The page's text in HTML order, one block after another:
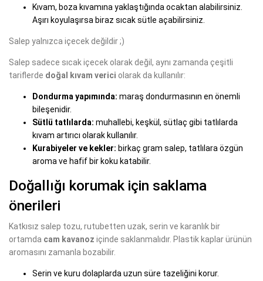
Kıvam, boza kıvamına yaklaştığında ocaktan alabilirsiniz.
Aşırı koyulaşırsa biraz sıcak sütle açabilirsiniz.
Salep yalnızca içecek değildir ;)
Salep sadece sıcak içecek olarak değil, aynı zamanda çeşitli
tariflerde doğal kıvam verici olarak da kullanılır:
Dondurma yapımında: maraş dondurmasının en önemli
bileşenidir.
Sütlü tatlılarda: muhallebi, keşkül, sütlaç gibi tatlılarda
kıvam artırıcı olarak kullanılır.
Kurabiyeler ve kekler: birkaç gram salep, tatlılara özgün
aroma ve hafif bir koku katabilir.
Doğallığı korumak için saklama
önerileri
Katkısız salep tozu, rutubetten uzak, serin ve karanlık bir
ortamda cam kavanoz içinde saklanmalıdır. Plastik kaplar ürünün
aromasını zamanla bozabilir.
Serin ve kuru dolaplarda uzun süre tazeliğini korur.